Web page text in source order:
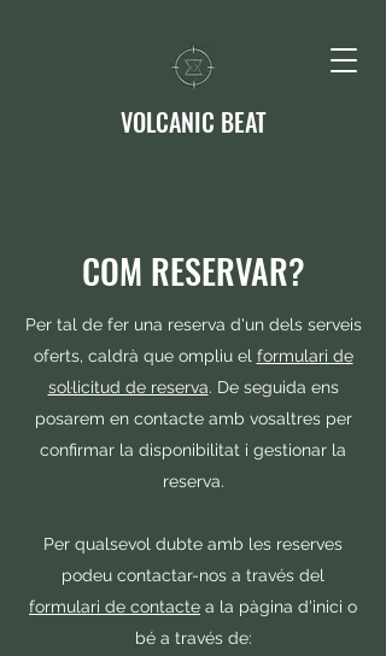
VOLCANIC BEAT
COM RESERVAR?
Per tal de fer una reserva d'un dels serveis
oferts, caldrà que ompliu el formulari de
sol·licitud de reserva. De seguida ens
posarem en contacte amb vosaltres per
confirmar la disponibilitat i gestionar la
reserva.
Per qualsevol dubte amb les reserves
podeu contactar-nos a través del
formulari de contacte a la pàgina d'inici o
bé a través de:​​